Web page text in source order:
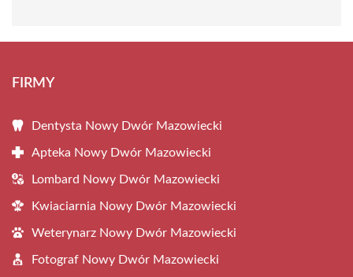
FIRMY
Dentysta Nowy Dwór Mazowiecki
Apteka Nowy Dwór Mazowiecki
Lombard Nowy Dwór Mazowiecki
Kwiaciarnia Nowy Dwór Mazowiecki
Weterynarz Nowy Dwór Mazowiecki
Fotograf Nowy Dwór Mazowiecki